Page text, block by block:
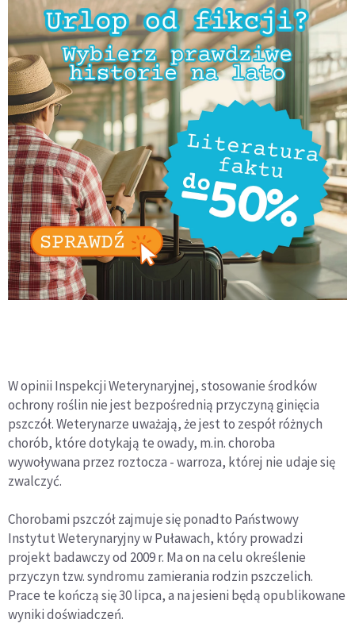
W opinii Inspekcji Weterynaryjnej, stosowanie środków
ochrony roślin nie jest bezpośrednią przyczyną ginięcia
pszczół. Weterynarze uważają, że jest to zespół różnych
chorób, które dotykają te owady, m.in. choroba
wywoływana przez roztocza - warroza, której nie udaje się
zwalczyć.
Chorobami pszczół zajmuje się ponadto Państwowy
Instytut Weterynaryjny w Puławach, który prowadzi
projekt badawczy od 2009 r. Ma on na celu określenie
przyczyn tzw. syndromu zamierania rodzin pszczelich.
Prace te kończą się 30 lipca, a na jesieni będą opublikowane
wyniki doświadczeń.